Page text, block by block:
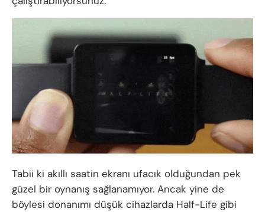
Tabii ki akıllı saatin ekranı ufacık olduğundan pek
güzel bir oynanış sağlanamıyor. Ancak yine de
böylesi donanımı düşük cihazlarda Half-Life gibi